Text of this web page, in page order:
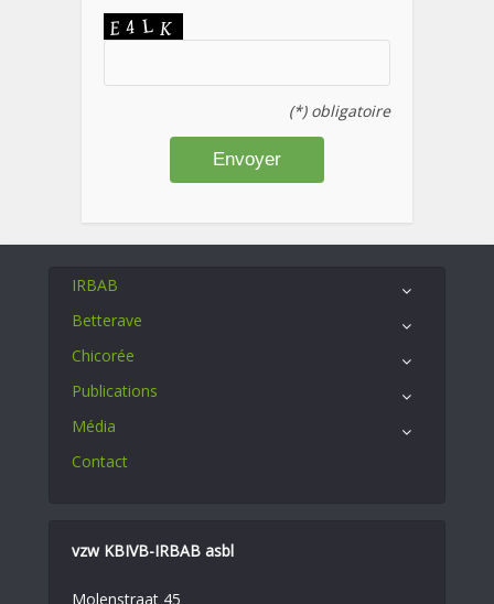
(*) obligatoire
IRBAB
Betterave
Chicorée
Publications
Média
Contact
vzw KBIVB-IRBAB asbl
Molenstraat 45